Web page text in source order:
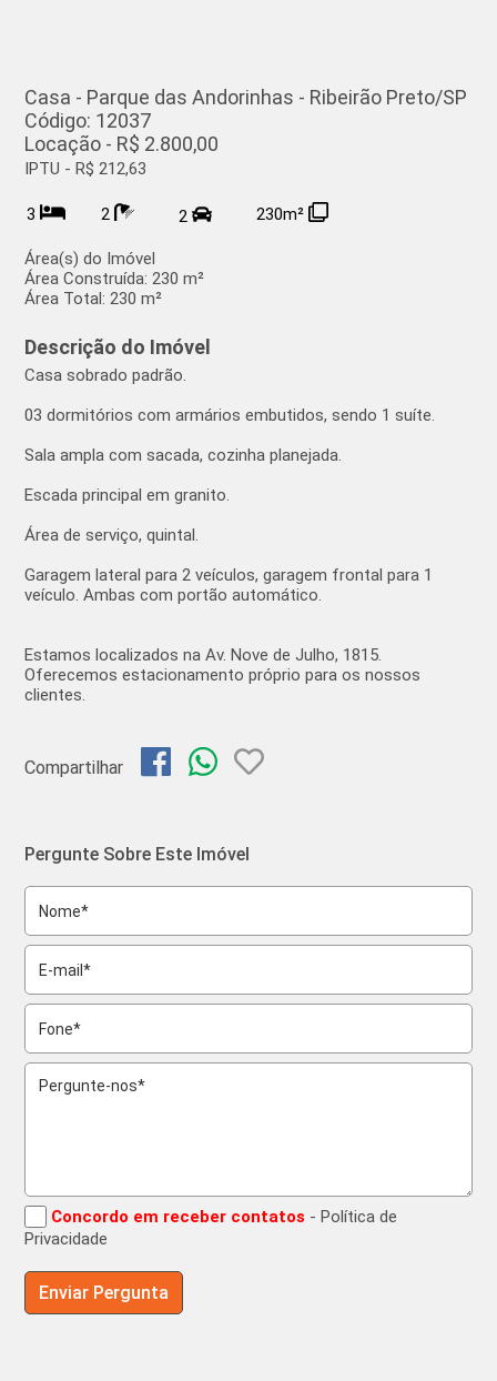
Casa - Parque das Andorinhas - Ribeirão Preto/SP
Código: 12037
Locação - R$ 2.800,00
IPTU - R$ 212,63
3 2 2 230m²
Área(s) do Imóvel
Área Construída:230 m²
Área Total:230 m²
Descrição do Imóvel
Casa sobrado padrão.
03 dormitórios com armários embutidos, sendo 1 suíte.
Sala ampla com sacada, cozinha planejada.
Escada principal em granito.
Área de serviço, quintal.
Garagem lateral para 2 veículos, garagem frontal para 1
veículo. Ambas com portão automático.
Estamos localizados na Av. Nove de Julho, 1815.
Oferecemos estacionamento próprio para os nossos
clientes.
Compartilhar
Pergunte Sobre Este Imóvel
Concordo em receber contatos - Política de
Privacidade